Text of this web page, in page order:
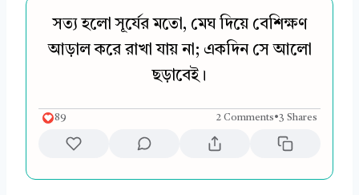
সত্য হলো সূর্যের মতো, মেঘ দিয়ে বেশিক্ষণ
আড়াল করে রাখা যায় না; একদিন সে আলো
ছড়াবেই।
89 2 Comments•3 Shares